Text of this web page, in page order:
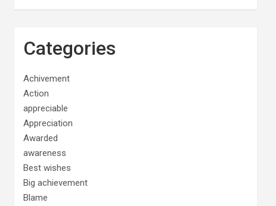
Categories
Achivement
Action
appreciable
Appreciation
Awarded
awareness
Best wishes
Big achievement
Blame